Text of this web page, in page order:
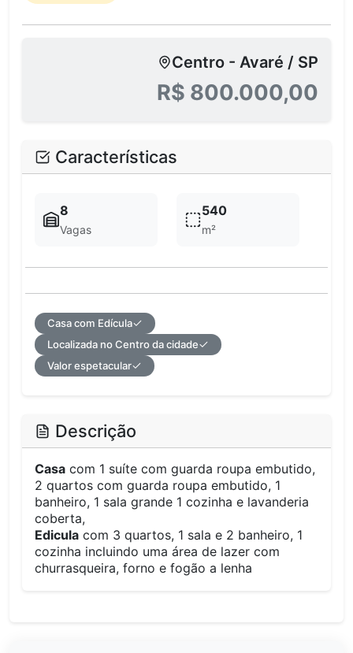
Centro - Avaré / SP
R$ 800.000,00
Características
8
Vagas
540
m²
Casa com Edícula
Localizada no Centro da cidade
Valor espetacular
Descrição
Casa com 1 suíte com guarda roupa embutido,
2 quartos com guarda roupa embutido, 1
banheiro, 1 sala grande 1 cozinha e lavanderia
coberta,
Edicula com 3 quartos, 1 sala e 2 banheiro, 1
cozinha incluindo uma área de lazer com
churrasqueira, forno e fogão a lenha